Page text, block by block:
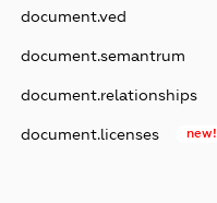
document.ved
document.semantrum
document.relationships
document.licenses new!